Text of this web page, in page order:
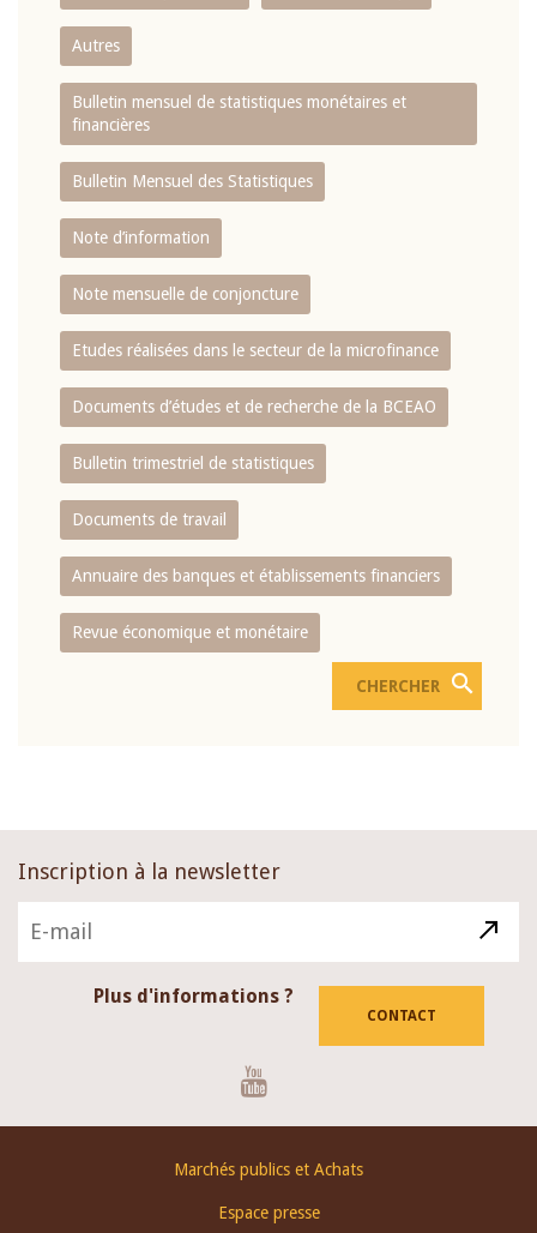
Autres
Bulletin mensuel de statistiques monétaires et
financières
Bulletin Mensuel des Statistiques
Note d’information
Note mensuelle de conjoncture
Etudes réalisées dans le secteur de la microfinance
Documents d’études et de recherche de la BCEAO
Bulletin trimestriel de statistiques
Documents de travail
Annuaire des banques et établissements financiers
Revue économique et monétaire
Inscription à la newsletter
Plus d'informations ?
CONTACT
Marchés publics et Achats
Espace presse